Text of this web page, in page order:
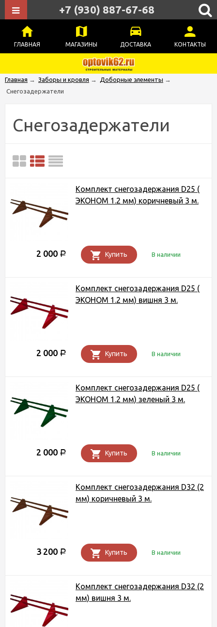
ГЛАВНАЯ МАГАЗИНЫ ДОСТАВКА КОНТАКТЫ
+7 (930) 887-67-68
Главная → Заборы и кровля → Доборные элементы →
Снегозадержатели
Снегозадержатели
Комплект снегозадержания D25 (
ЭКОНОМ 1.2 мм) коричневый 3 м.
2 000 Р Купить В наличии
Комплект снегозадержания D25 (
ЭКОНОМ 1.2 мм) вишня 3 м.
2 000 Р Купить В наличии
Комплект снегозадержания D25 (
ЭКОНОМ 1.2 мм) зеленый 3 м.
2 000 Р Купить В наличии
Комплект снегозадержания D32 (2
мм) коричневый 3 м.
3 200 Р Купить В наличии
Комплект снегозадержания D32 (2
мм) вишня 3 м.